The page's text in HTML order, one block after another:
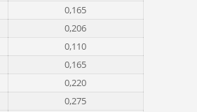
0,165
0,206
0,110
0,165
0,220
0,275